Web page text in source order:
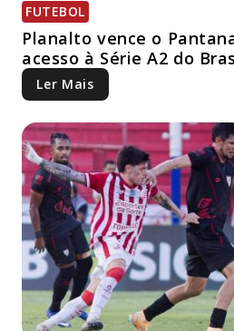
FUTEBOL
Planalto vence o
acesso à Série A2 do
Ler Mais